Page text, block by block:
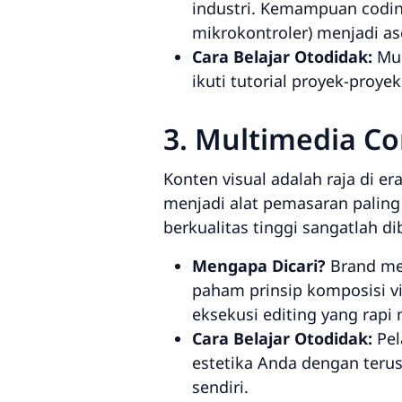
industri. Kemampuan
mikrokontroler) menjadi
Cara Belajar Otodidak:
ikuti tutorial proyek-
3. Multimedia
Konten visual adalah raja di
menjadi alat pemasaran
berkualitas tinggi sangatlah
Mengapa Dicari? Brand
paham prinsip komposisi
eksekusi editing yang rapi
Cara Belajar Otodidak:
estetika Anda dengan
sendiri.